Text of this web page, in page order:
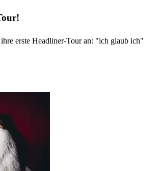
erste Headliner-Tour an: "ich glaub ich"